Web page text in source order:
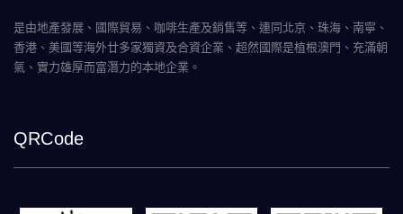
是由地產發展、國際貿易、咖啡生產及銷售等、連同北京、珠海、南寧、
香港、美國等海外廿多家獨資及合資企業、超然國際是植根澳門、充滿朝
氣、實力雄厚而富潛力的本地企業。
QRCode